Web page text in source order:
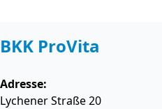
BKK ProVita
Adresse:
Lychener Straße 20